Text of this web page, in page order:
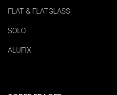
FLAT & FLATGLASS
SOLO
ALUFIX